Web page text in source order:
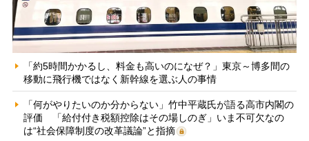
「約5時間かかるし、料金も高いのになぜ？」東京～博多間の
移動に飛行機ではなく新幹線を選ぶ人の事情
「何がやりたいのか分からない」竹中平蔵氏が語る高市内閣の
評価 「給付付き税額控除はその場しのぎ」いま不可欠なの
は“社会保障制度の改革議論”と指摘